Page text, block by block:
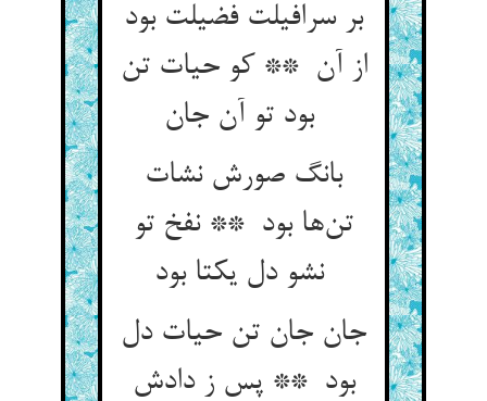
بر سرافیلت فضیلت بود
از آن ** کو حیات تن
بود تو آن جان
بانگ صورش نشات
تن‌ها بود ** نفخ تو
نشو دل یکتا بود
جان جان تن حیات دل
بود ** پس ز دادش